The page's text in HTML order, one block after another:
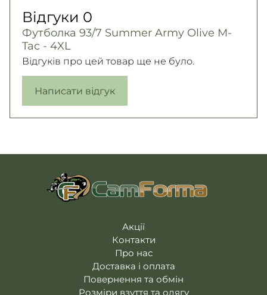
Відгуки 0
Футболка 93/7 Summer Army Olive M-
Tac - 4XL
Відгуків про цей товар ще не було.
Написати відгук
Акції
Контакти
Про нас
Доставка і оплата
Повернення та обмін
Розміри взуття та одягу